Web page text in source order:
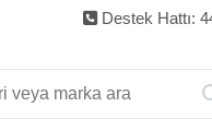
Destek Hattı: